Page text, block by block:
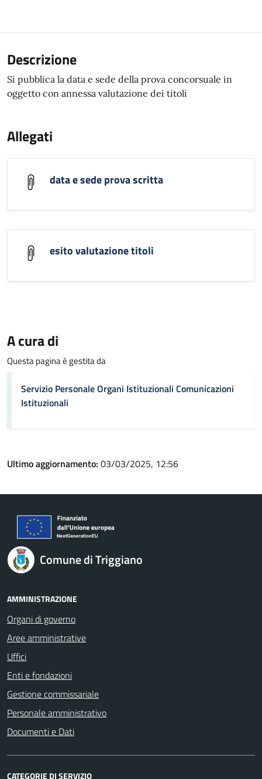
Descrizione
Si pubblica la data e sede della prova concorsuale in
oggetto con annessa valutazione dei titoli
Allegati
data e sede prova scritta
esito valutazione titoli
A cura di
Questa pagina è gestita da
Servizio Personale Organi Istituzionali Comunicazioni
Istituzionali
Ultimo aggiornamento: 03/03/2025, 12:56
Comune di Triggiano
AMMINISTRAZIONE
Organi di governo
Aree amministrative
Uffici
Enti e fondazioni
Gestione commissariale
Personale amministrativo
Documenti e Dati
CATEGORIE DI SERVIZIO